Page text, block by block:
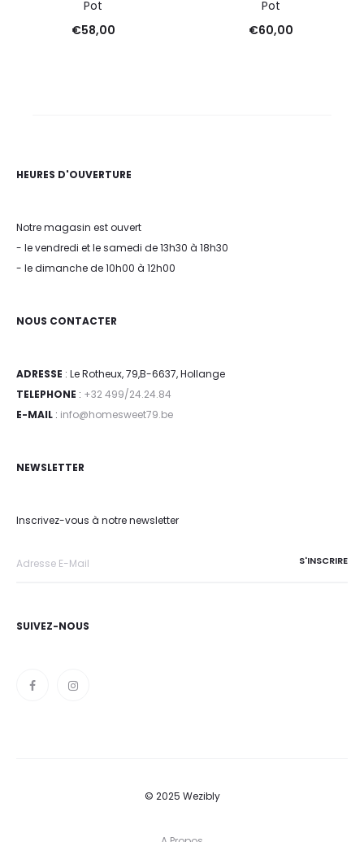
Pot
€58,00
Pot
€60,00
HEURES D'OUVERTURE
Notre magasin est ouvert
- le vendredi et le samedi de 13h30 à 18h30
- le dimanche de 10h00 à 12h00
NOUS CONTACTER
ADRESSE : Le Rotheux, 79,B-6637, Hollange
TELEPHONE : +32 499/24.24.84
E-MAIL : info@homesweet79.be
NEWSLETTER
Inscrivez-vous à notre newsletter
SUIVEZ-NOUS
© 2025 Wezibly